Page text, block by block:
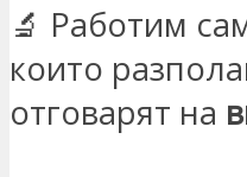
🔬 Работим
които
отговарят на